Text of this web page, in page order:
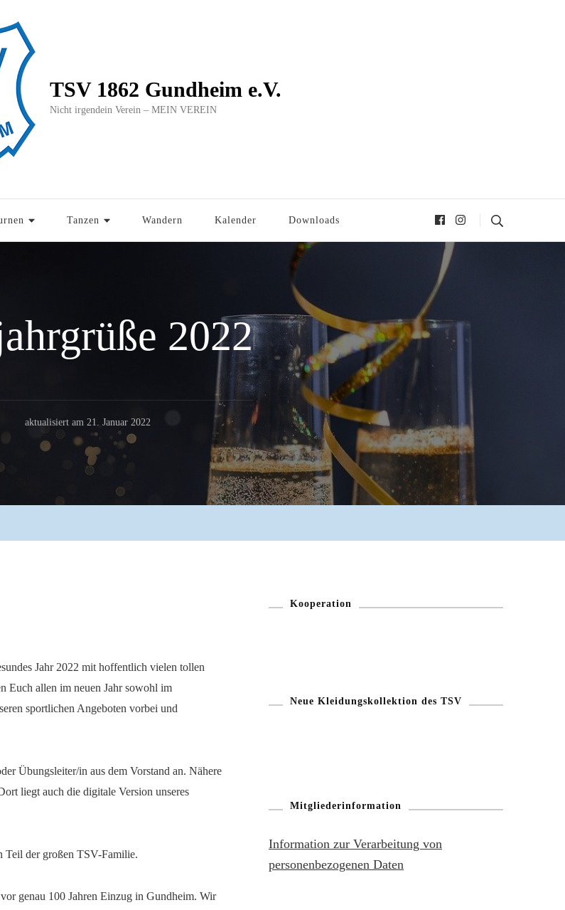
TSV 1862 Gundheim e.V.
Nicht irgendein Verein – MEIN VEREIN
Tanzen Wandern Kalender Downloads
2022
aktualisiert am 21. Januar 2022
Jahr 2022 mit hoffentlich vielen tollen
Euch allen im neuen Jahr sowohl im
sportlichen Angeboten vorbei und
Übungsleiter/in aus dem Vorstand an. Nähere
liegt auch die digitale Version unseres
Teil der großen TSV-Familie.
genau 100 Jahren Einzug in Gundheim. Wir
Kooperation
Neue Kleidungskollektion des TSV
Mitgliederinformation
Information zur Verarbeitung von
personenbezogenen Daten